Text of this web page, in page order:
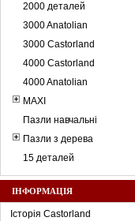
2000 деталей
3000 Anatolian
3000 Castorland
4000 Castorland
4000 Anatolian
MAXI
Пазли навчальні
Пазли з дерева
15 деталей
ІНФОРМАЦІЯ
Історія Castorland